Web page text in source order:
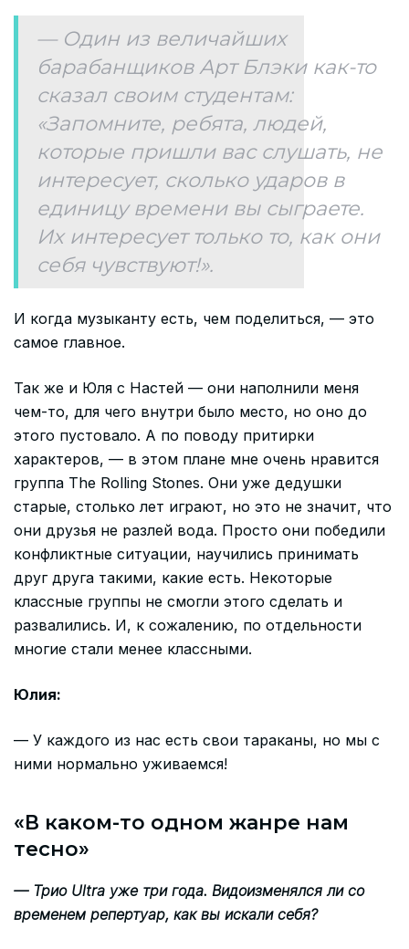
— Один из величайших
барабанщиков Арт Блэки как-то
сказал своим студентам:
«Запомните, ребята, людей,
которые пришли вас слушать, не
интересует, сколько ударов в
единицу времени вы сыграете.
Их интересует только то, как они
себя чувствуют!».
И когда музыканту есть, чем поделиться, — это
самое главное.
Так же и Юля с Настей — они наполнили меня
чем-то, для чего внутри было место, но оно до
этого пустовало. А по поводу притирки
характеров, — в этом плане мне очень нравится
группа The Rolling Stones. Они уже дедушки
старые, столько лет играют, но это не значит, что
они друзья не разлей вода. Просто они победили
конфликтные ситуации, научились принимать
друг друга такими, какие есть. Некоторые
классные группы не смогли этого сделать и
развалились. И, к сожалению, по отдельности
многие стали менее классными.
Юлия:
— У каждого из нас есть свои тараканы, но мы с
ними нормально уживаемся!
«В каком-то одном жанре нам
тесно»
— Трио Ultra уже три года. Видоизменялся ли со
временем репертуар, как вы искали себя?